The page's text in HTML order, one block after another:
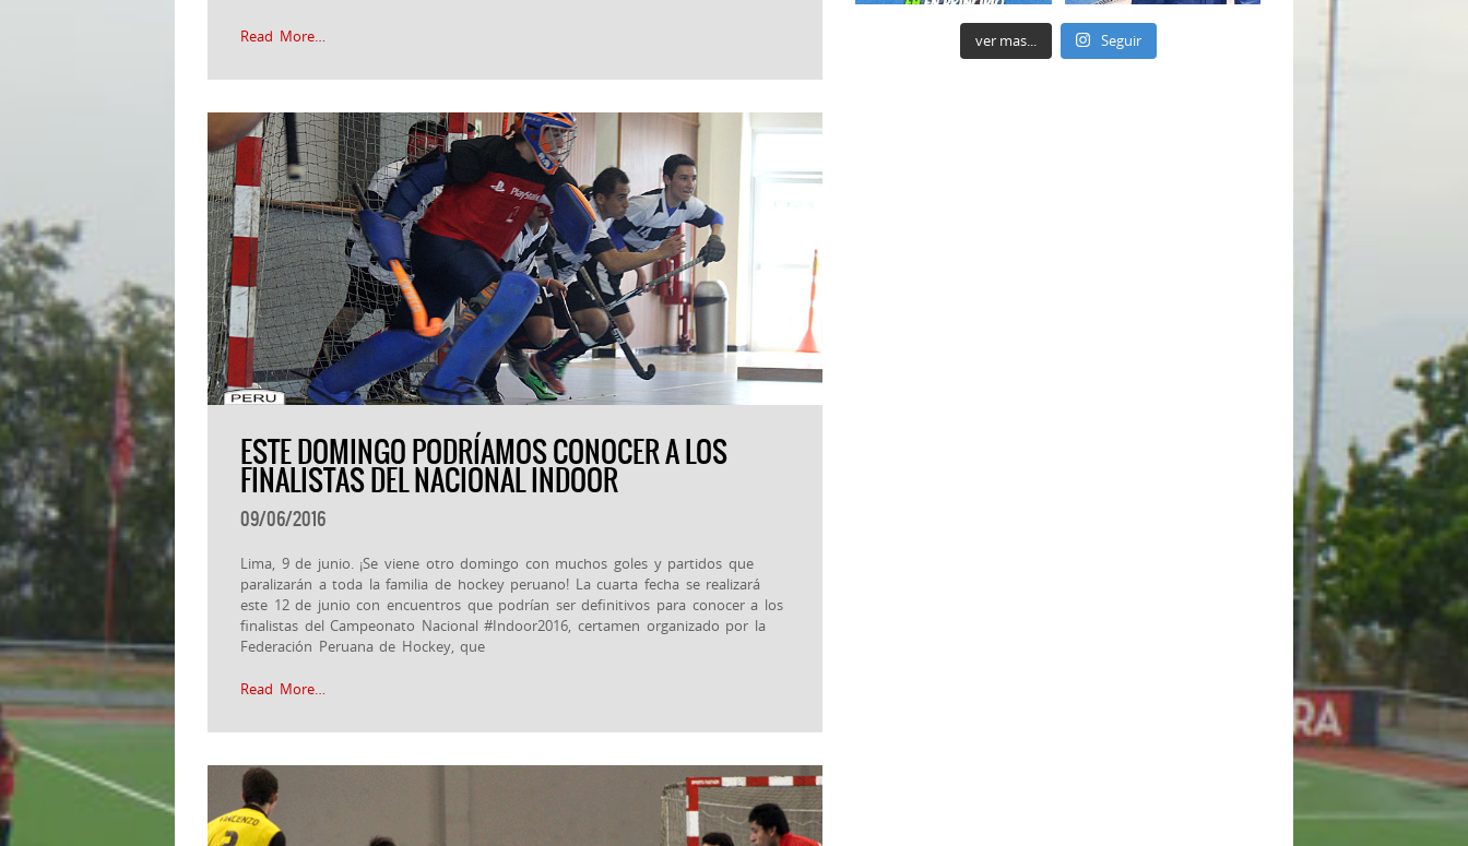
Read More…
ESTE DOMINGO PODRÍAMOS CONOCER A LOS
FINALISTAS DEL NACIONAL INDOOR
09/06/2016
Lima, 9 de junio. ¡Se viene otro domingo con muchos goles y partidos que
paralizarán a toda la familia de hockey peruano! La cuarta fecha se realizará
este 12 de junio con encuentros que podrían ser definitivos para conocer a los
finalistas del Campeonato Nacional ‪#‎Indoor2016‬, certamen organizado por la
Federación Peruana de Hockey, que
Read More…
ver mas... Seguir